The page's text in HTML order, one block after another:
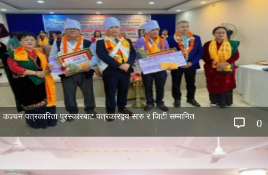
0
कञ्चन पत्रकारिता पुरस्कारबाट पत्रकारद्वय सारु र जिटी सम्मानित